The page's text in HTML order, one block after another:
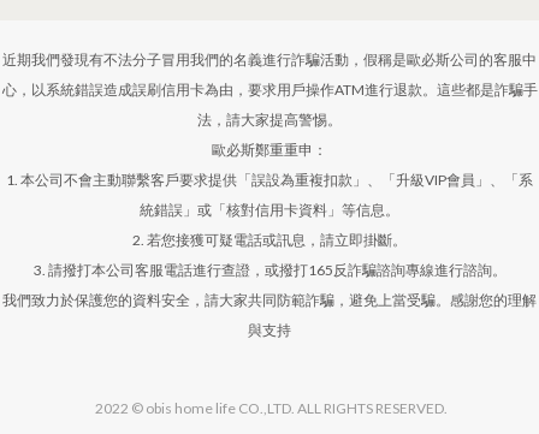
近期我們發現有不法分子冒用我們的名義進行詐騙活動，假稱是歐必斯公司的客服中
心，以系統錯誤造成誤刷信用卡為由，要求用戶操作ATM進行退款。這些都是詐騙手
法，請大家提高警惕。
歐必斯鄭重重申：
1. 本公司不會主動聯繫客戶要求提供「誤設為重複扣款」、「升級VIP會員」、「系
統錯誤」或「核對信用卡資料」等信息。
2. 若您接獲可疑電話或訊息，請立即掛斷。
3. 請撥打本公司客服電話進行查證，或撥打165反詐騙諮詢專線進行諮詢。
我們致力於保護您的資料安全，請大家共同防範詐騙，避免上當受騙。感謝您的理解
與支持
2022 © obis home life CO.,LTD. ALL RIGHTS RESERVED.